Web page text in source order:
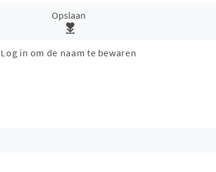
Opslaan
Log in om de naam te bewaren